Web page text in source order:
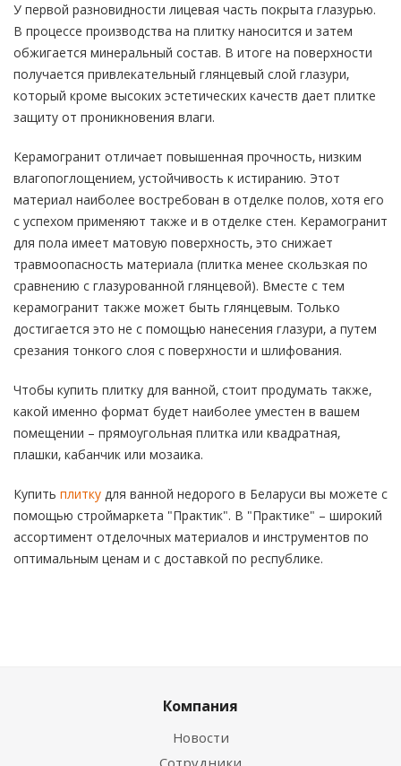
У первой разновидности лицевая часть покрыта глазурью.
В процессе производства на плитку наносится и затем
обжигается минеральный состав. В итоге на поверхности
получается привлекательный глянцевый слой глазури,
который кроме высоких эстетических качеств дает плитке
защиту от проникновения влаги.
Керамогранит отличает повышенная прочность, низким
влагопоглощением, устойчивость к истиранию. Этот
материал наиболее востребован в отделке полов, хотя его
с успехом применяют также и в отделке стен. Керамогранит
для пола имеет матовую поверхность, это снижает
травмоопасность материала (плитка менее скользкая по
сравнению с глазурованной глянцевой). Вместе с тем
керамогранит также может быть глянцевым. Только
достигается это не с помощью нанесения глазури, а путем
срезания тонкого слоя с поверхности и шлифования.
Чтобы купить плитку для ванной, стоит продумать также,
какой именно формат будет наиболее уместен в вашем
помещении – прямоугольная плитка или квадратная,
плашки, кабанчик или мозаика.
Купить плитку для ванной недорого в Беларуси вы можете с
помощью строймаркета "Практик". В "Практике" – широкий
ассортимент отделочных материалов и инструментов по
оптимальным ценам и с доставкой по республике.
Компания
Новости
Сотрудники